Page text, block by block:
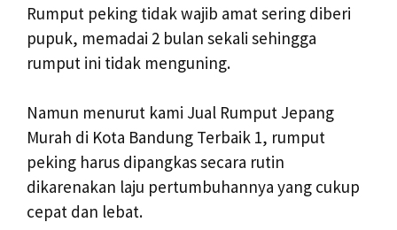
Rumput peking tidak wajib amat sering diberi
pupuk, memadai 2 bulan sekali sehingga
rumput ini tidak menguning.
Namun menurut kami Jual Rumput Jepang
Murah di Kota Bandung Terbaik 1, rumput
peking harus dipangkas secara rutin
dikarenakan laju pertumbuhannya yang cukup
cepat dan lebat.